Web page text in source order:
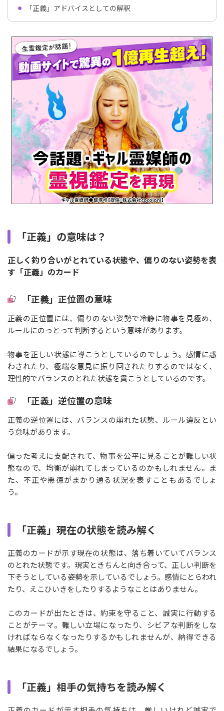
「正義」アドバイスとしての解釈
「正義」の意味は？
正しく釣り合いがとれている状態や、偏りのない姿勢を表
す「正義」のカード
「正義」正位置の意味
正義の正位置には、偏りのない姿勢で冷静に物事を見極め、
ルールにのっとって判断するという意味があります。
物事を正しい状態に導こうとしているのでしょう。感情に惑
わされたり、極端な意見に振り回されたりするのではなく、
理性的でバランスのとれた状態を貫こうとしているのです。
「正義」逆位置の意味
正義の逆位置には、バランスの崩れた状態、ルール違反とい
う意味があります。
偏った考えに支配されて、物事を公平に見ることが難しい状
態なので、均衡が崩れてしまっているのかもしれません。ま
た、不正や悪徳がまかり通る状況を表すこともあるでしょ
う。
「正義」現在の状態を読み解く
正義のカードが示す現在の状態は、落ち着いていてバランス
のとれた状態です。現実ときちんと向き合って、正しい判断を
下そうとしている姿勢を示しているでしょう。感情にとらわれ
たり、えこひいきをしたりするようなことはありません。
このカードが出たときは、約束を守ること、誠実に行動する
ことがテーマ。難しい立場になったり、シビアな判断をしな
ければならなくなったりするかもしれませんが、納得できる
結果になるでしょう。
「正義」相手の気持ちを読み解く